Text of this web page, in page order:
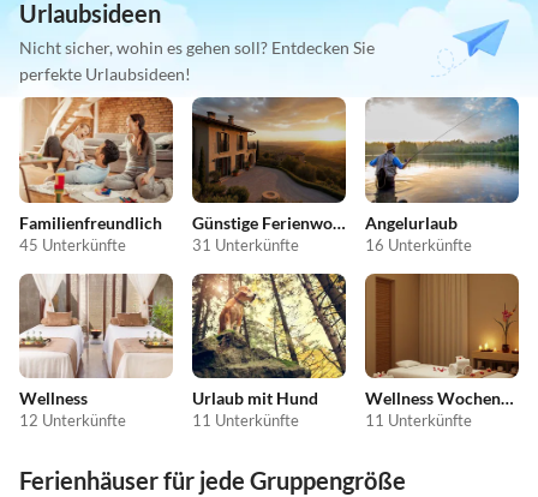
Urlaubsideen
Nicht sicher, wohin es gehen soll? Entdecken Sie
perfekte Urlaubsideen!
Familienfreundlich
45 Unterkünfte
Günstige Ferienwohnungen
31 Unterkünfte
Angelurlaub
16 Unterkünfte
Wellness
12 Unterkünfte
Urlaub mit Hund
11 Unterkünfte
Wellness Wochenende
11 Unterkünfte
Ferienhäuser für jede Gruppengröße